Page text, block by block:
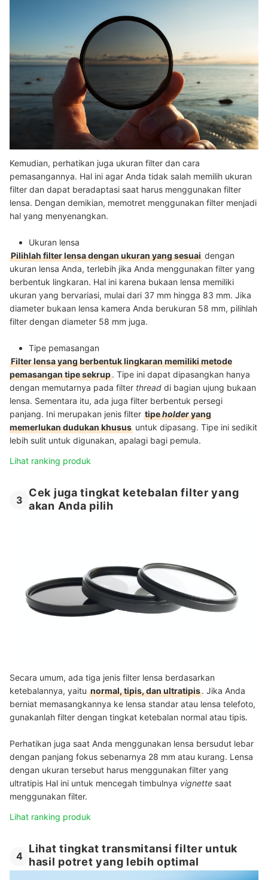
Kemudian, perhatikan juga ukuran filter dan cara
pemasangannya. Hal ini agar Anda tidak salah memilih ukuran
filter dan dapat beradaptasi saat harus menggunakan filter
lensa. Dengan demikian, memotret menggunakan filter menjadi
hal yang menyenangkan.
Ukuran lensa
Pilihlah filter lensa dengan ukuran yang sesuai dengan
ukuran lensa Anda, terlebih jika Anda menggunakan filter yang
berbentuk lingkaran. Hal ini karena bukaan lensa memiliki
ukuran yang bervariasi, mulai dari 37 mm hingga 83 mm. Jika
diameter bukaan lensa kamera Anda berukuran 58 mm, pilihlah
filter dengan diameter 58 mm juga.
Tipe pemasangan
Filter lensa yang berbentuk lingkaran memiliki metode
pemasangan tipe sekrup. Tipe ini dapat dipasangkan hanya
dengan memutarnya pada filter thread di bagian ujung bukaan
lensa. Sementara itu, ada juga filter berbentuk persegi
panjang. Ini merupakan jenis filter tipeholderyang
memerlukan dudukan khusus untuk dipasang. Tipe ini sedikit
lebih sulit untuk digunakan, apalagi bagi pemula.
Lihat ranking produk
3
Cek juga tingkat ketebalan filter yang
akan Anda pilih
Secara umum, ada tiga jenis filter lensa berdasarkan
ketebalannya, yaitu normal, tipis, dan ultratipis. Jika Anda
berniat memasangkannya ke lensa standar atau lensa telefoto,
gunakanlah filter dengan tingkat ketebalan normal atau tipis.
Perhatikan juga saat Anda menggunakan lensa bersudut lebar
dengan panjang fokus sebenarnya 28 mm atau kurang. Lensa
dengan ukuran tersebut harus menggunakan filter yang
ultratipis Hal ini untuk mencegah timbulnya vignette saat
menggunakan filter.
Lihat ranking produk
4
Lihat tingkat transmitansi filter untuk
hasil potret yang lebih optimal